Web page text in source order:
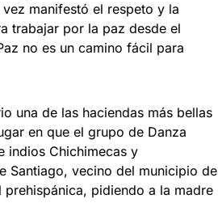
manifestó el respeto y la
trabajar por la paz desde el
no es un camino fácil para
una de las haciendas más bellas
en que el grupo de Danza
indios Chichimecas y
Santiago, vecino del municipio de
pidiendo a la madre